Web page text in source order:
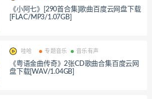
《小阿七》[290首合集]歌曲百度云网盘下载
[FLAC/MP3/1.07GB]
哇哈 专题音乐 音乐有声
《粤语金曲传奇》2张CD歌曲合集百度云网
盘下载[WAV/1.04GB]